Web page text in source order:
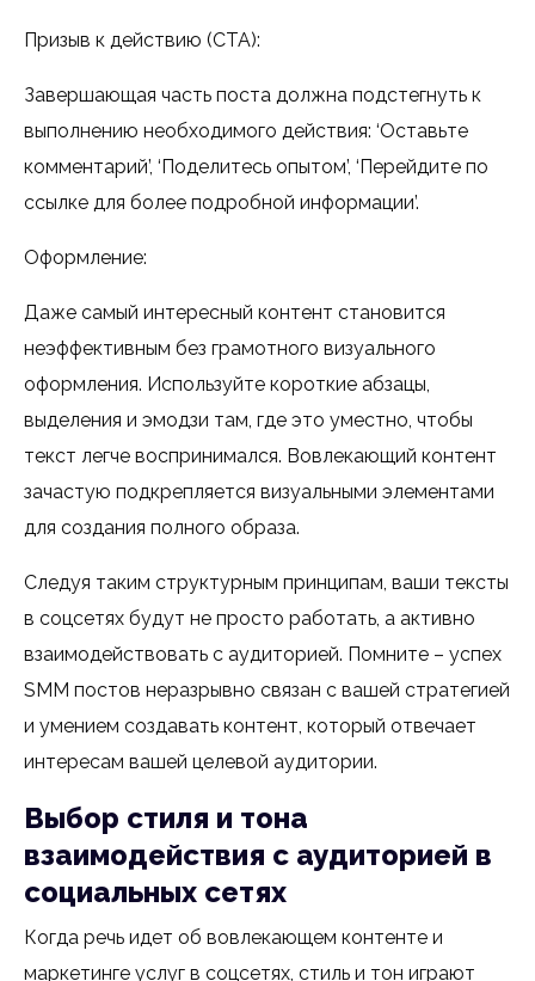
Призыв к действию (CTA):
Завершающая часть поста должна подстегнуть к
выполнению необходимого действия: ‘Оставьте
комментарий’, ‘Поделитесь опытом’, ‘Перейдите по
ссылке для более подробной информации’.
Оформление:
Даже самый интересный контент становится
неэффективным без грамотного визуального
оформления. Используйте короткие абзацы,
выделения и эмодзи там, где это уместно, чтобы
текст легче воспринимался. Вовлекающий контент
зачастую подкрепляется визуальными элементами
для создания полного образа.
Следуя таким структурным принципам, ваши тексты
в соцсетях будут не просто работать, а активно
взаимодействовать с аудиторией. Помните – успех
SMM постов неразрывно связан с вашей стратегией
и умением создавать контент, который отвечает
интересам вашей целевой аудитории.
Выбор стиля и тона
взаимодействия с аудиторией в
социальных сетях
Когда речь идет об вовлекающем контенте и
маркетинге услуг в соцсетях, стиль и тон играют